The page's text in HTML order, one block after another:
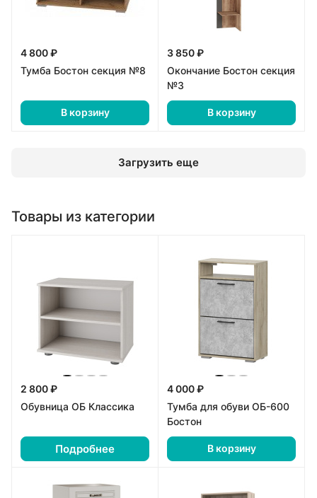
4 800 ₽
Тумба Бостон секция №8
В корзину
3 850 ₽
Окончание Бостон секция
№3
В корзину
Загрузить еще
Товары из категории
2 800 ₽
Обувница ОБ Классика
Подробнее
4 000 ₽
Тумба для обуви ОБ-600
Бостон
В корзину